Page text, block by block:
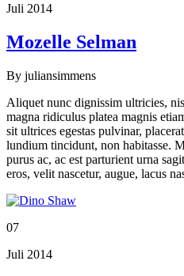
Juli 2014
Mozelle Selman
By juliansimmens
Aliquet nunc dignissim ultricies,
magna ridiculus platea magnis
sit ultrices egestas pulvinar,
lundium tincidunt, non habitasse.
purus ac, ac est parturient urna
eros, velit nascetur, augue, lacus
07
Juli 2014